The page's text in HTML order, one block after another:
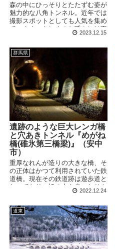
森の中にひっそりとたたずむ姿が
魅力的な八角トンネル。近年では
撮影スポットとしても人気を集め
ています。トンネルと呼ぶには不
思議なカタチをしたこの遺構、い
しょうか。 訪問日：
2023/11/5(日) ※掲載の写真・情
報は訪問時のものです 美里町の
人気スポット 以前、総数3,333段
という日本一の石段を上るために
訪れたことのある熊本県の下益城
郡(しもましきぐん)美里町...
2023.12.15
群馬県
遺跡のような巨大レンガ橋
と穴あきトンネル『めがね
橋(碓氷第三橋梁)』（安中
市）
重厚なれんが造りの大きな橋、そ
の正体はかつて利用されていた鉄
道橋。現在その鉄道跡は遊歩道と
なっており、橋の上を歩いたりト
ンネルを散策したりとちょっとし
ら続く6号トンネル、通称「穴あ
きトンネル」は必見です！
2022.12.24
道東